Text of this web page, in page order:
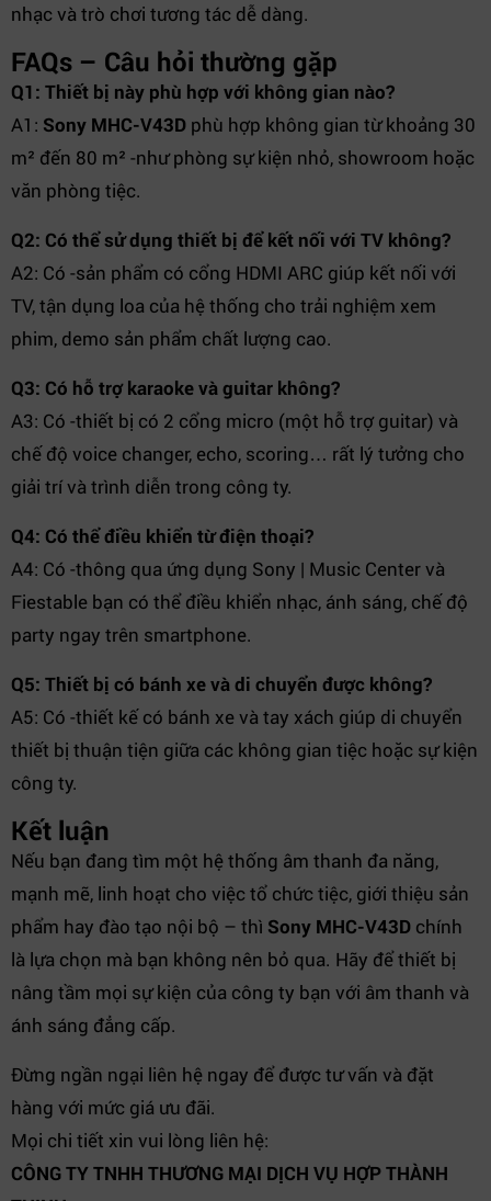
nhạc và trò chơi tương tác dễ dàng.
FAQs – Câu hỏi thường gặp
Q1: Thiết bị này phù hợp với không gian nào?
A1: Sony MHC-V43D phù hợp không gian từ khoảng 30
m² đến 80 m² -như phòng sự kiện nhỏ, showroom hoặc
văn phòng tiệc.
Q2: Có thể sử dụng thiết bị để kết nối với TV không?
A2: Có -sản phẩm có cổng HDMI ARC giúp kết nối với
TV, tận dụng loa của hệ thống cho trải nghiệm xem
phim, demo sản phẩm chất lượng cao.
Q3: Có hỗ trợ karaoke và guitar không?
A3: Có -thiết bị có 2 cổng micro (một hỗ trợ guitar) và
chế độ voice changer, echo, scoring… rất lý tưởng cho
giải trí và trình diễn trong công ty.
Q4: Có thể điều khiển từ điện thoại?
A4: Có -thông qua ứng dụng Sony | Music Center và
Fiestable bạn có thể điều khiển nhạc, ánh sáng, chế độ
party ngay trên smartphone.
Q5: Thiết bị có bánh xe và di chuyển được không?
A5: Có -thiết kế có bánh xe và tay xách giúp di chuyển
thiết bị thuận tiện giữa các không gian tiệc hoặc sự kiện
công ty.
Kết luận
Nếu bạn đang tìm một hệ thống âm thanh đa năng,
mạnh mẽ, linh hoạt cho việc tổ chức tiệc, giới thiệu sản
phẩm hay đào tạo nội bộ – thì Sony MHC-V43D chính
là lựa chọn mà bạn không nên bỏ qua. Hãy để thiết bị
nâng tầm mọi sự kiện của công ty bạn với âm thanh và
ánh sáng đẳng cấp.
Đừng ngần ngại liên hệ ngay để được tư vấn và đặt
hàng với mức giá ưu đãi.
Mọi chi tiết xin vui lòng liên hệ:
CÔNG TY TNHH THƯƠNG MẠI DỊCH VỤ HỢP THÀNH